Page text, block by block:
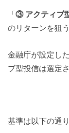
「③ アクティブ
のリターンを狙
金融庁が設定し
ブ型投信は選定
基準は以下の通り